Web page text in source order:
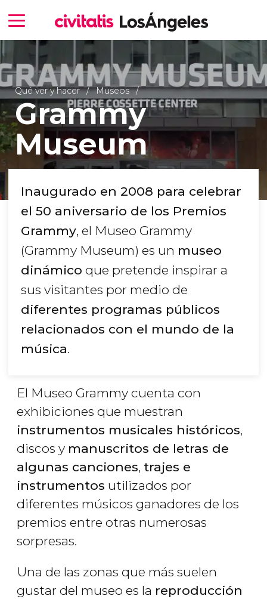
Qué ver y hacer Museos
Grammy
Museum
Inaugurado en 2008 para celebrar
el 50 aniversario de los Premios
Grammy, el Museo Grammy
(Grammy Museum) es un museo
dinámico que pretende inspirar a
sus visitantes por medio de
diferentes programas públicos
relacionados con el mundo de la
música.
El Museo Grammy cuenta con
exhibiciones que muestran
instrumentos musicales históricos,
discos y manuscritos de letras de
algunas canciones, trajes e
instrumentos utilizados por
diferentes músicos ganadores de los
premios entre otras numerosas
sorpresas.
Una de las zonas que más suelen
gustar del museo es la reproducción